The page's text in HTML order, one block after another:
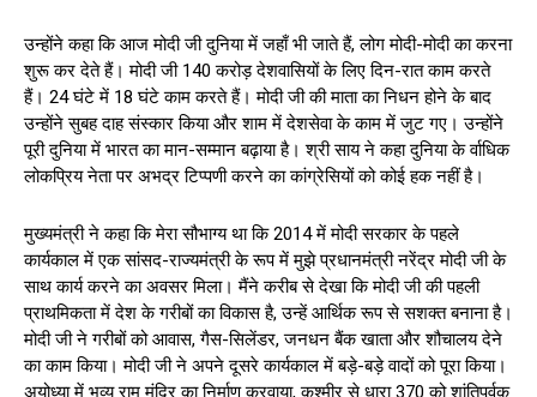
उन्होंने कहा कि आज मोदी जी दुनिया में जहाँ भी जाते हैं, लोग मोदी-मोदी का करना
शुरू कर देते हैं। मोदी जी 140 करोड़ देशवासियों के लिए दिन-रात काम करते
हैं। 24 घंटे में 18 घंटे काम करते हैं। मोदी जी की माता का निधन होने के बाद
उन्होंने सुबह दाह संस्कार किया और शाम में देशसेवा के काम में जुट गए। उन्होंने
पूरी दुनिया में भारत का मान-सम्मान बढ़ाया है। श्री साय ने कहा दुनिया के र्वाधिक
लोकप्रिय नेता पर अभद्र टिप्पणी करने का कांग्रेसियों को कोई हक नहीं है।
मुख्यमंत्री ने कहा कि मेरा सौभाग्य था कि 2014 में मोदी सरकार के पहले
कार्यकाल में एक सांसद-राज्यमंत्री के रूप में मुझे प्रधानमंत्री नरेंद्र मोदी जी के
साथ कार्य करने का अवसर मिला। मैंने करीब से देखा कि मोदी जी की पहली
प्राथमिकता में देश के गरीबों का विकास है, उन्हें आर्थिक रूप से सशक्त बनाना है।
मोदी जी ने गरीबों को आवास, गैस-सिलेंडर, जनधन बैंक खाता और शौचालय देने
का काम किया। मोदी जी ने अपने दूसरे कार्यकाल में बड़े-बड़े वादों को पूरा किया।
अयोध्या में भव्य राम मंदिर का निर्माण करवाया, कश्मीर से धारा 370 को शांतिपूर्वक